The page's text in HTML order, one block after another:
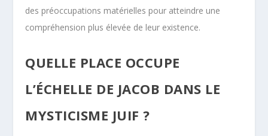
des préoccupations matérielles pour atteindre une
compréhension plus élevée de leur existence.
QUELLE PLACE OCCUPE
L’ÉCHELLE DE JACOB DANS LE
MYSTICISME JUIF ?